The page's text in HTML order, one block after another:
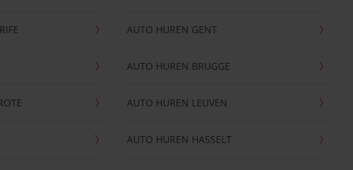
AUTO HUREN GENT
AUTO HUREN BRUGGE
AUTO HUREN LEUVEN
AUTO HUREN HASSELT